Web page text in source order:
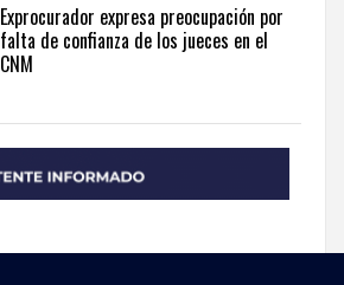
Exprocurador expresa preocupación por
falta de confianza de los jueces en el
CNM